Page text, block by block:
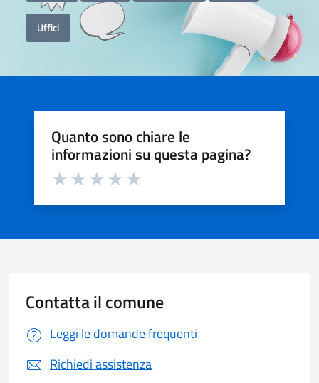
Uffici
Quanto sono chiare le
informazioni su questa pagina?
Valuta da 1 a 5 stelle la pagina
Contatta il comune
Leggi le domande frequenti
Richiedi assistenza